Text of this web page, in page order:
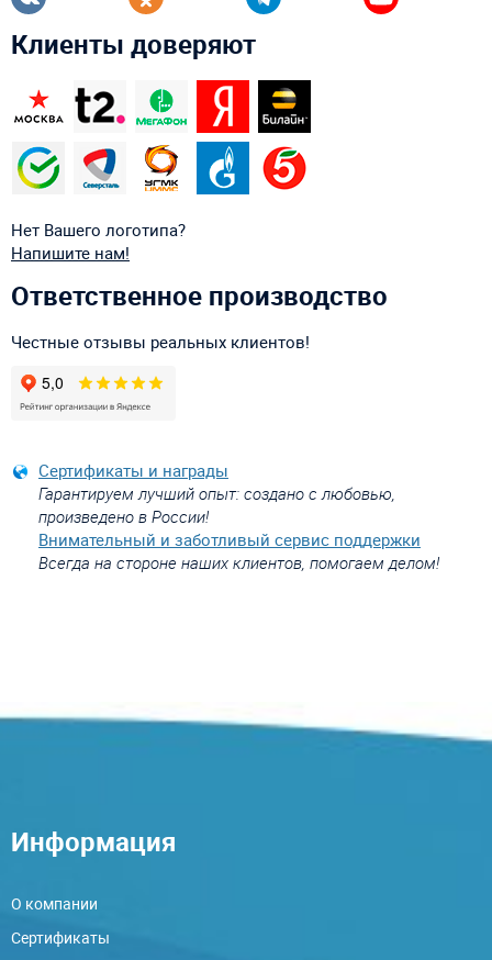
Клиенты доверяют
Нет Вашего логотипа?
Напишите нам!
Ответственное производство
Честные отзывы реальных клиентов!
Сертификаты и награды
Гарантируем лучший опыт: создано с любовью,
произведено в России!
Внимательный и заботливый сервис поддержки
Всегда на стороне наших клиентов, помогаем делом!
Информация
О компании
Сертификаты